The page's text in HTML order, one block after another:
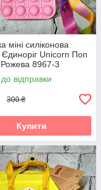
міні силіконова
Єдиноріг Unicorn Поп
Рожева 8967-3
відправки
300 ₴
Купити